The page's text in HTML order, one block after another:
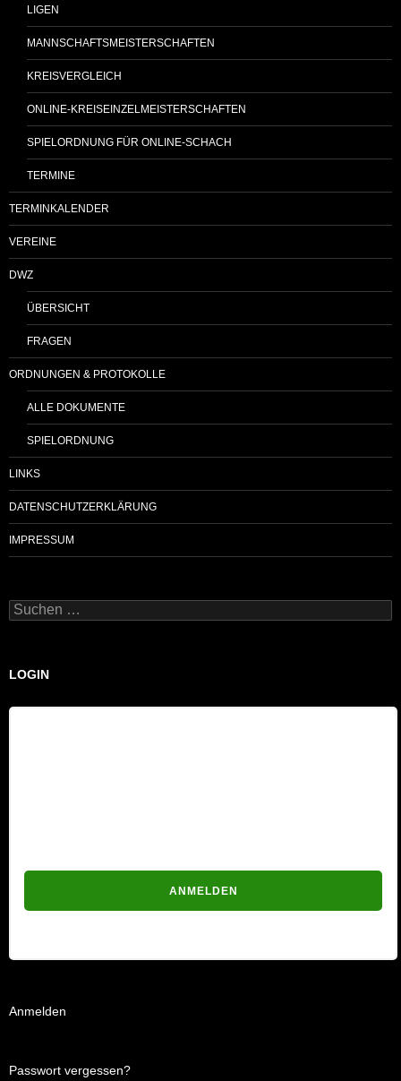
LIGEN
MANNSCHAFTSMEISTERSCHAFTEN
KREISVERGLEICH
ONLINE-KREISEINZELMEISTERSCHAFTEN
SPIELORDNUNG FÜR ONLINE-SCHACH
TERMINE
TERMINKALENDER
VEREINE
DWZ
ÜBERSICHT
FRAGEN
ORDNUNGEN & PROTOKOLLE
ALLE DOKUMENTE
SPIELORDNUNG
LINKS
DATENSCHUTZERKLÄRUNG
IMPRESSUM
Suchen
nach:
LOGIN
Anmelden
Passwort vergessen?